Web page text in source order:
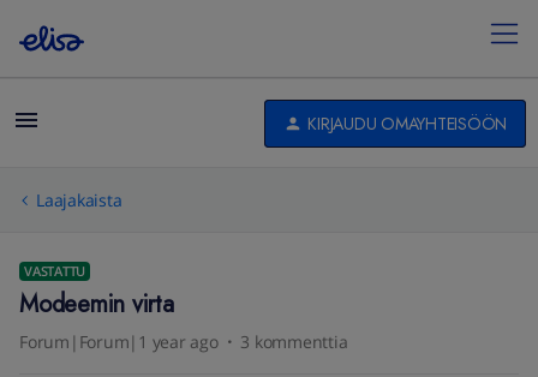
KIRJAUDU OMAYHTEISÖÖN
Laajakaista
VASTATTU
Modeemin virta
Forum|Forum|1 year ago 3 kommenttia